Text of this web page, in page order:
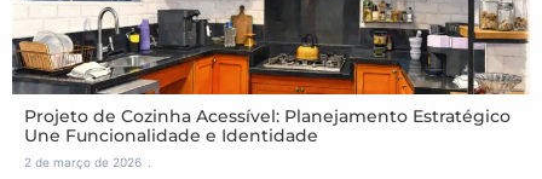
Projeto de Cozinha Acessível: Planejamento Estratégico
Une Funcionalidade e Identidade
2 de março de 2026